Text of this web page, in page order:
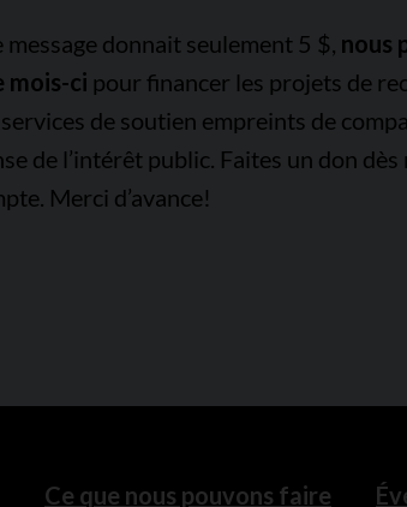
donnait seulement 5 $, nous
ci pour financer les projets de
de soutien empreints de
de l’intérêt public. Faites un don
Merci d’avance!
Ce que nous pouvons faire